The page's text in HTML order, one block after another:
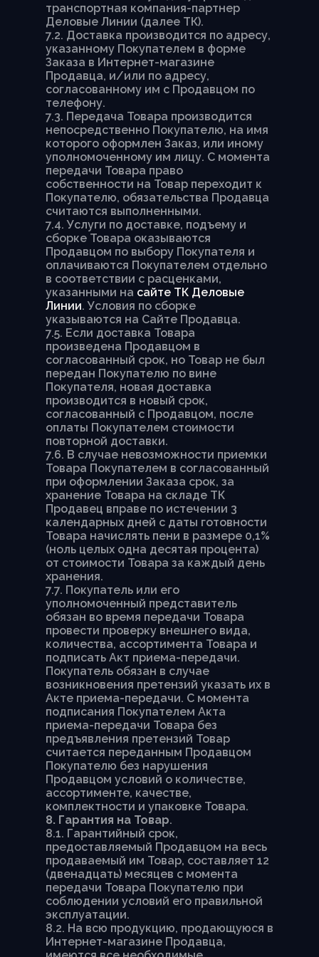
транспортная компания-партнер
Деловые Линии (далее ТК).
7.2. Доставка производится по адресу,
указанному Покупателем в форме
Заказа в Интернет-магазине
Продавца, и/или по адресу,
согласованному им с Продавцом по
телефону.
7.3. Передача Товара производится
непосредственно Покупателю, на имя
которого оформлен Заказ, или иному
уполномоченному им лицу. С момента
передачи Товара право
собственности на Товар переходит к
Покупателю, обязательства Продавца
считаются выполненными.
7.4. Услуги по доставке, подъему и
сборке Товара оказываются
Продавцом по выбору Покупателя и
оплачиваются Покупателем отдельно
в соответствии с расценками,
указанными на сайте ТК Деловые
Линии. Условия по сборке
указываются на Сайте Продавца.
7.5. Если доставка Товара
произведена Продавцом в
согласованный срок, но Товар не был
передан Покупателю по вине
Покупателя, новая доставка
производится в новый срок,
согласованный с Продавцом, после
оплаты Покупателем стоимости
повторной доставки.
7.6. В случае невозможности приемки
Товара Покупателем в согласованный
при оформлении Заказа срок, за
хранение Товара на складе ТК
Продавец вправе по истечении 3
календарных дней с даты готовности
Товара начислять пени в размере 0,1%
(ноль целых одна десятая процента)
от стоимости Товара за каждый день
хранения.
7.7. Покупатель или его
уполномоченный представитель
обязан во время передачи Товара
провести проверку внешнего вида,
количества, ассортимента Товара и
подписать Акт приема-передачи.
Покупатель обязан в случае
возникновения претензий указать их в
Акте приема-передачи. С момента
подписания Покупателем Акта
приема-передачи Товара без
предъявления претензий Товар
считается переданным Продавцом
Покупателю без нарушения
Продавцом условий о количестве,
ассортименте, качестве,
комплектности и упаковке Товара.
8. Гарантия на Товар.
8.1. Гарантийный срок,
предоставляемый Продавцом на весь
продаваемый им Товар, составляет 12
(двенадцать) месяцев с момента
передачи Товара Покупателю при
соблюдении условий его правильной
эксплуатации.
8.2. На всю продукцию, продающуюся в
Интернет-магазине Продавца,